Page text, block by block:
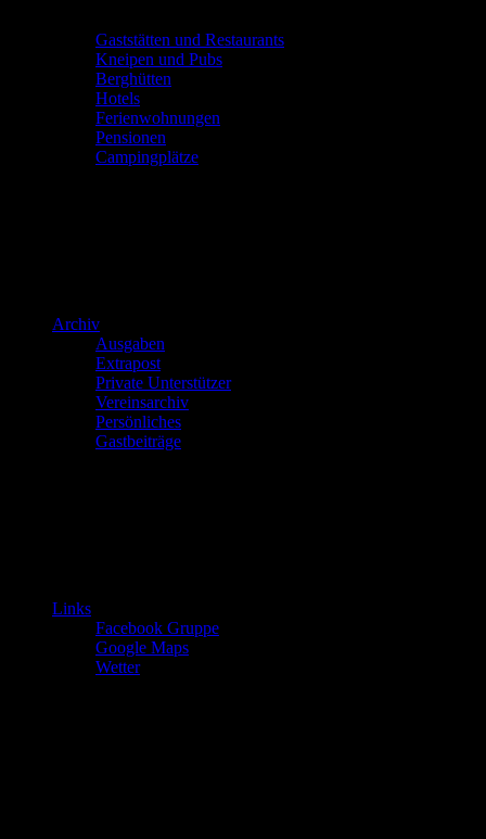
Gaststätten und Restaurants
Kneipen und Pubs
Berghütten
Hotels
Ferienwohnungen
Pensionen
Campingplätze
Archiv
Ausgaben
Extrapost
Private Unterstützer
Vereinsarchiv
Persönliches
Gastbeiträge
Links
Facebook Gruppe
Google Maps
Wetter